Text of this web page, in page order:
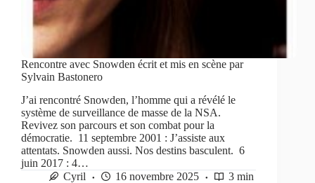
Rencontre avec Snowden écrit et mis en scène par
Sylvain Bastonero
J’ai rencontré Snowden, l’homme qui a révélé le
système de surveillance de masse de la NSA.
Revivez son parcours et son combat pour la
démocratie. 11 septembre 2001 : J’assiste aux
attentats. Snowden aussi. Nos destins basculent. 6
juin 2017 : 4…
Cyril
16 novembre 2025 3 min